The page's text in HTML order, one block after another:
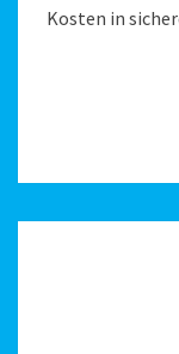
Kosten in